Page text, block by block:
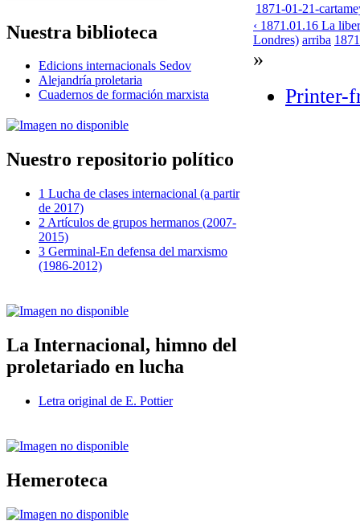
Nuestra biblioteca
Edicions internacionals Sedov
Alejandría proletaria
Cuadernos de formación marxista
Nuestro repositorio político
1 Lucha de clases internacional (a partir
de 2017)
2 Artículos de grupos hermanos (2007-
2015)
3 Germinal-En defensa del marxismo
(1986-2012)
La Internacional, himno del
proletariado en lucha
Letra original de E. Pottier
Hemeroteca
1871-01-21-
‹ 1871.01.16 La
Londres) arriba
»
Printer-